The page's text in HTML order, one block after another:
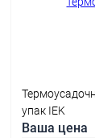
упак IEK
Ваша цена